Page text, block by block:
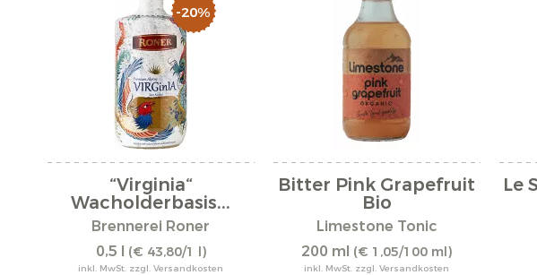
-20%
“Virginia“
Wacholderbasis...
Brennerei Roner
0,5 l (€ 43,80/1 l)
inkl. MwSt. zzgl. Versandkosten
Bitter Pink Grapefruit
Bio
Limestone Tonic
200 ml (€ 1,05/100 ml)
inkl. MwSt. zzgl. Versandkosten
Le